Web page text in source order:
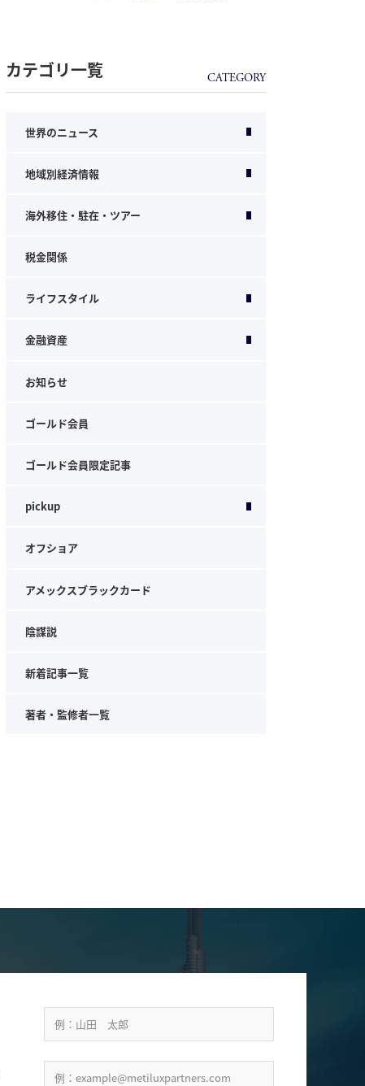
カテゴリ一覧
世界のニュース
地域別経済情報
海外移住・駐在・ツアー
税金関係
ライフスタイル
金融資産
お知らせ
ゴールド会員
ゴールド会員限定記事
pickup
オフショア
アメックスブラックカード
陰謀説
新着記事一覧
著者・監修者一覧